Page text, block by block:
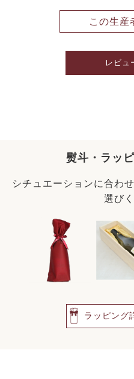
この生産
レビュ
熨斗・ラッ
シチュエーションに合わ
選び
ラッピング